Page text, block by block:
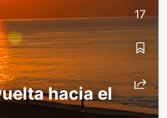
hacia el
17